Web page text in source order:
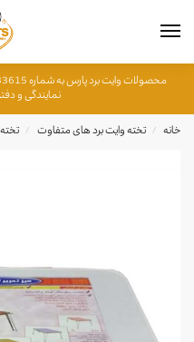
نمایندگی و
خانه / تخته وایت برد های متفاوت /